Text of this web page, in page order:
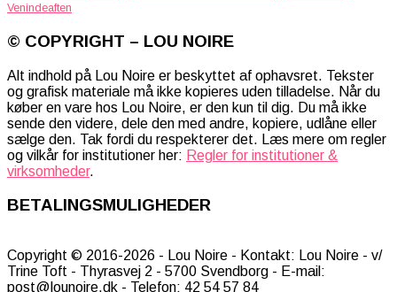
Venindeaften
© COPYRIGHT – LOU NOIRE
Alt indhold på Lou Noire er beskyttet af ophavsret. Tekster
og grafisk materiale må ikke kopieres uden tilladelse. Når du
køber en vare hos Lou Noire, er den kun til dig. Du må ikke
sende den videre, dele den med andre, kopiere, udlåne eller
sælge den. Tak fordi du respekterer det. Læs mere om regler
og vilkår for institutioner her: Regler for institutioner &
virksomheder.
BETALINGSMULIGHEDER
Copyright © 2016-2026 - Lou Noire - Kontakt: Lou Noire - v/
Trine Toft - Thyrasvej 2 - 5700 Svendborg - E-mail:
post@lounoire.dk - Telefon: 42 54 57 84